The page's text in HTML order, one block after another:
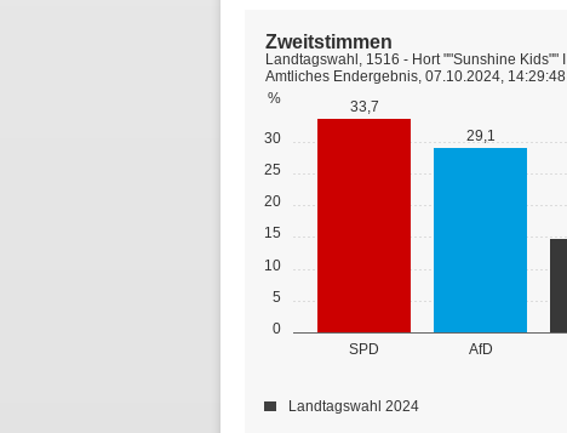
0
5
10
15
20
25
30
%
SPD AfD
33,7
29,1
Zweitstimmen
Landtagswahl, 1516 - Hort ""Sunshine Kids"" I
Amtliches Endergebnis, 07.10.2024, 14:29:48
Landtagswahl 2024